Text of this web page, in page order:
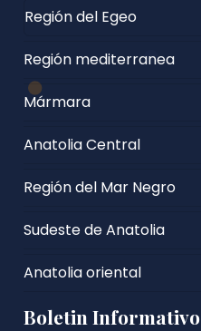
Región del Egeo
Región mediterranea
Mármara
Anatolia Central
Región del Mar Negro
Sudeste de Anatolia
Anatolia oriental
Boletin Informativo